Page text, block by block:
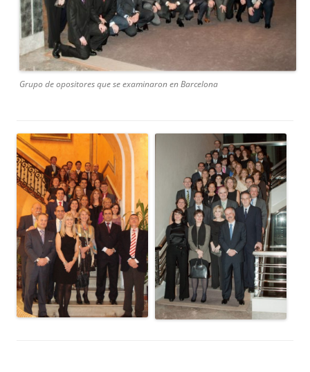
Grupo de opositores que se examinaron en Barcelona